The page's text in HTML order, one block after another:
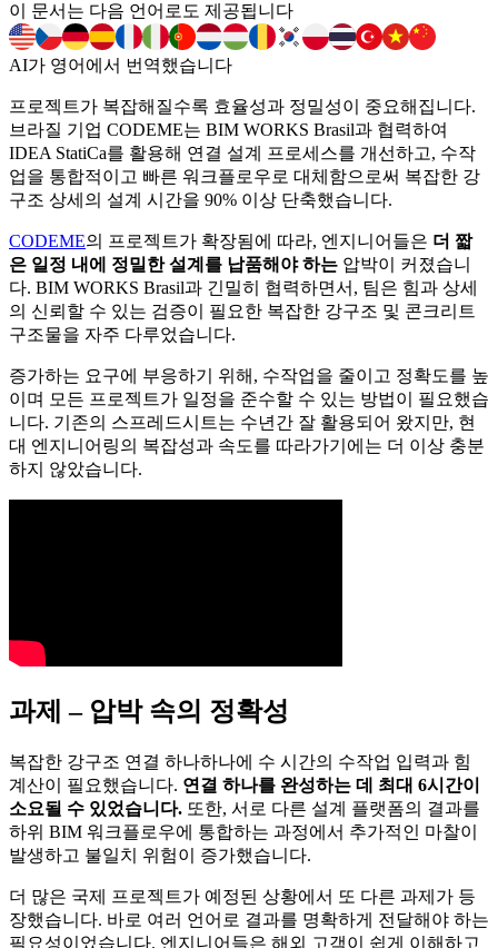
이 문서는 다음 언어로도 제공됩니다
AI가 영어에서 번역했습니다
프로젝트가 복잡해질수록 효율성과 정밀성이 중요해집니다.
브라질 기업 CODEME는 BIM WORKS Brasil과 협력하여
IDEA StatiCa를 활용해 연결 설계 프로세스를 개선하고, 수작
업을 통합적이고 빠른 워크플로우로 대체함으로써 복잡한 강
구조 상세의 설계 시간을 90% 이상 단축했습니다.
CODEME의 프로젝트가 확장됨에 따라, 엔지니어들은 더 짧
은 일정 내에 정밀한 설계를 납품해야 하는 압박이 커졌습니
다. BIM WORKS Brasil과 긴밀히 협력하면서, 팀은 힘과 상세
의 신뢰할 수 있는 검증이 필요한 복잡한 강구조 및 콘크리트
구조물을 자주 다루었습니다.
증가하는 요구에 부응하기 위해, 수작업을 줄이고 정확도를 높
이며 모든 프로젝트가 일정을 준수할 수 있는 방법이 필요했습
니다. 기존의 스프레드시트는 수년간 잘 활용되어 왔지만, 현
대 엔지니어링의 복잡성과 속도를 따라가기에는 더 이상 충분
하지 않았습니다.
과제 – 압박 속의 정확성
복잡한 강구조 연결 하나하나에 수 시간의 수작업 입력과 힘
계산이 필요했습니다. 연결 하나를 완성하는 데 최대 6시간이
소요될 수 있었습니다. 또한, 서로 다른 설계 플랫폼의 결과를
하위 BIM 워크플로우에 통합하는 과정에서 추가적인 마찰이
발생하고 불일치 위험이 증가했습니다.
더 많은 국제 프로젝트가 예정된 상황에서 또 다른 과제가 등
장했습니다. 바로 여러 언어로 결과를 명확하게 전달해야 하는
필요성이었습니다. 엔지니어들은 해외 고객이 쉽게 이해하고